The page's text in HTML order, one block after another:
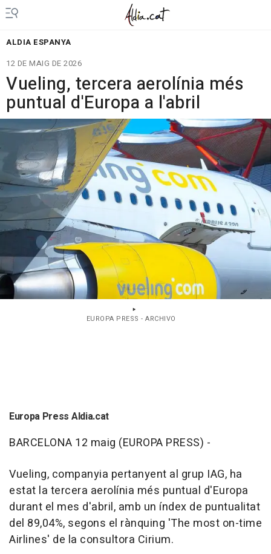
ALDIA ESPANYA
12 DE MAIG DE 2026
Vueling, tercera aerolínia més
puntual d'Europa a l'abril
EUROPA PRESS - ARCHIVO
Europa Press Aldia.cat
BARCELONA 12 maig (EUROPA PRESS) -
Vueling, companyia pertanyent al grup IAG, ha
estat la tercera aerolínia més puntual d'Europa
durant el mes d'abril, amb un índex de puntualitat
del 89,04%, segons el rànquing 'The most on-time
Airlines' de la consultora Cirium.